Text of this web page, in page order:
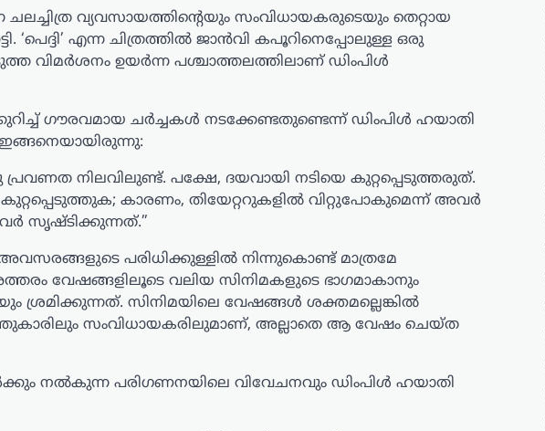
ചലച്ചിത്ര വ്യവസായത്തിന്റെയും സംവിധായകരുടെയും തെറ്റായ
‘പെദ്ദി’ എന്ന ചിത്രത്തിൽ ജാൻവി കപൂറിനെപ്പോലുള്ള ഒരു
വിമർശനം ഉയർന്ന പശ്ചാത്തലത്തിലാണ് ഡിംപിൾ
ഗൗരവമായ ചർച്ചകൾ നടക്കേണ്ടതുണ്ടെന്ന് ഡിംപിൾ ഹയാതി
നിലവിലുണ്ട്. പക്ഷേ, ദയവായി നടിയെ കുറ്റപ്പെടുത്തരുത്.
കാരണം, തിയേറ്ററുകളിൽ വിറ്റുപോകുമെന്ന് അവർ
സൃഷ്ടിക്കുന്നത്.”
പരിധിക്കുള്ളിൽ നിന്നുകൊണ്ട് മാത്രമേ
വേഷങ്ങളിലൂടെ വലിയ സിനിമകളുടെ ഭാഗമാകാനും
സിനിമയിലെ വേഷങ്ങൾ ശക്തമല്ലെങ്കിൽ
സംവിധായകരിലുമാണ്, അല്ലാതെ ആ വേഷം ചെയ്ത
നൽകുന്ന പരിഗണനയിലെ വിവേചനവും ഡിംപിൾ ഹയാതി